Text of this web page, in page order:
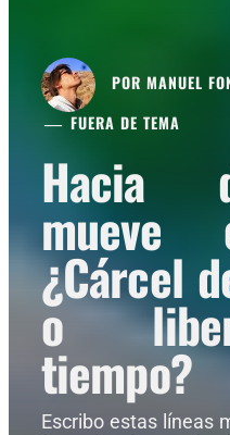
POR MANUEL
FUERA DE TEMA
Hacia
mueve
¿Cárcel
o
tiempo?
Escribo estas líneas